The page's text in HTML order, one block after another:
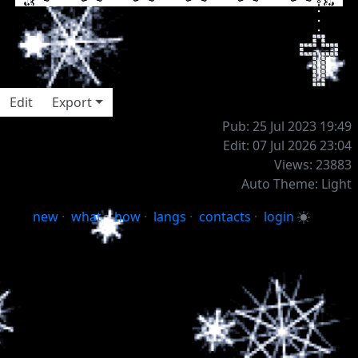
Edit
Export
Pub: 25 Jul 2023 19:49
Edit: 07 Jul 2026 23:04
Views: 23883
Auto Theme: Light
new · what·how · langs · contacts · login